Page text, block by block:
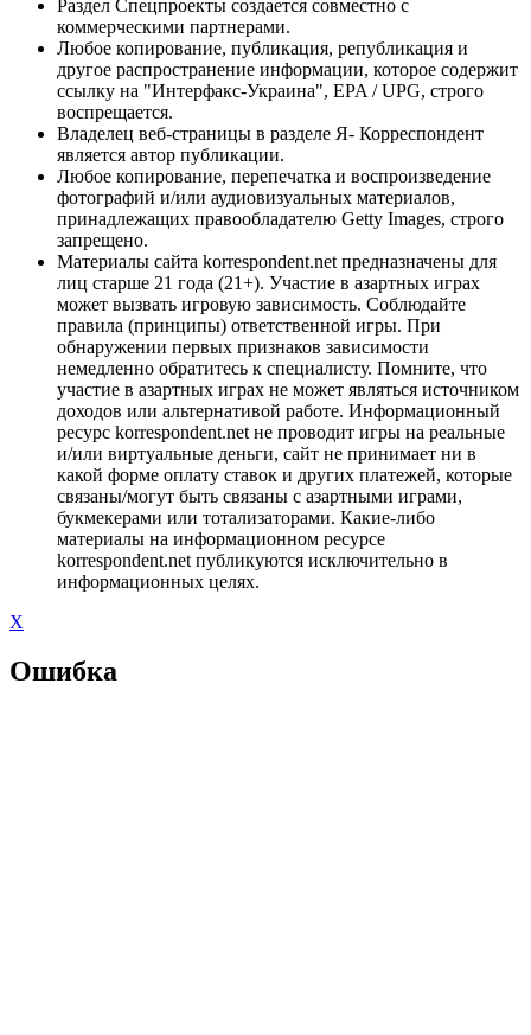
Раздел Спецпроекты создается совместно с
коммерческими партнерами.
Любое копирование, публикация, републикация и
другое распространение информации, которое содержит
ссылку на "Интерфакс-Украина", EPA / UPG, строго
воспрещается.
Владелец веб-страницы в разделе Я- Корреспондент
является автор публикации.
Любое копирование, перепечатка и воспроизведение
фотографий и/или аудиовизуальных материалов,
принадлежащих правообладателю Getty Images, строго
запрещено.
Материалы сайта korrespondent.net предназначены для
лиц старше 21 года (21+). Участие в азартных играх
может вызвать игровую зависимость. Соблюдайте
правила (принципы) ответственной игры. При
обнаружении первых признаков зависимости
немедленно обратитесь к специалисту. Помните, что
участие в азартных играх не может являться источником
доходов или альтернативой работе. Информационный
ресурс korrespondent.net не проводит игры на реальные
и/или виртуальные деньги, сайт не принимает ни в
какой форме оплату ставок и других платежей, которые
связаны/могут быть связаны с азартными играми,
букмекерами или тотализаторами. Какие-либо
материалы на информационном ресурсе
korrespondent.net публикуются исключительно в
информационных целях.
X
Ошибка